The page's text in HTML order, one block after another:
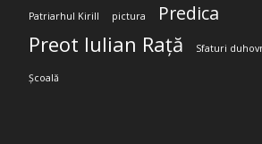
Patriarhul Kirill pictura Predica
Preot Iulian Rață Sfaturi
Școală